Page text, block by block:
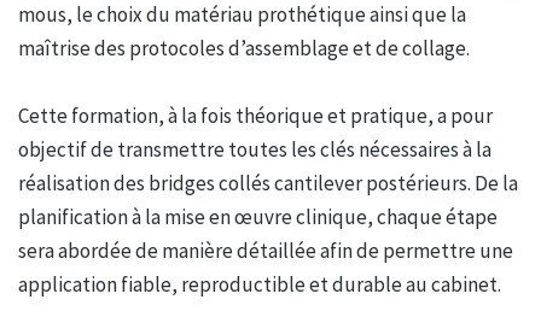
mous, le choix du matériau prothétique ainsi que la
maîtrise des protocoles d’assemblage et de collage.
Cette formation, à la fois théorique et pratique, a pour
objectif de transmettre toutes les clés nécessaires à la
réalisation des bridges collés cantilever postérieurs. De la
planification à la mise en œuvre clinique, chaque étape
sera abordée de manière détaillée afin de permettre une
application fiable, reproductible et durable au cabinet.